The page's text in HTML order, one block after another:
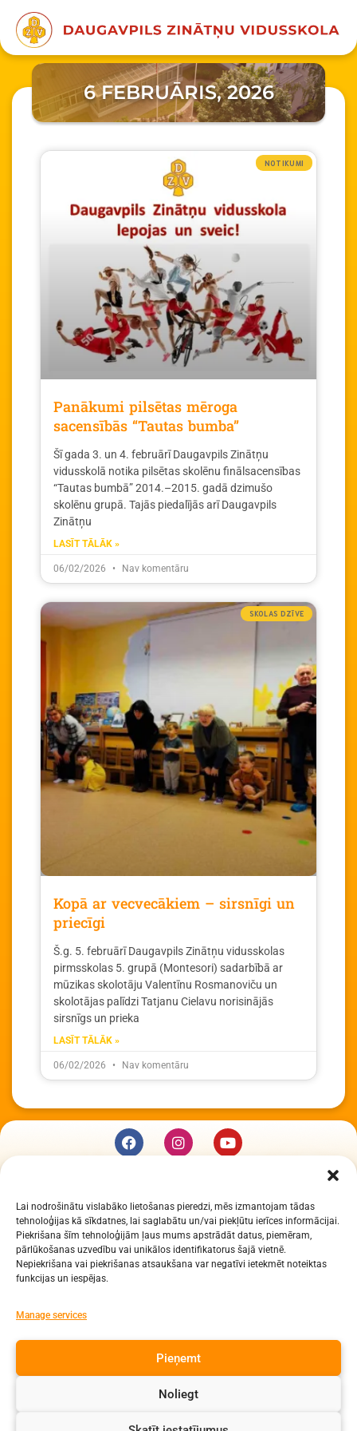
Lai nodrošinātu vislabāko lietošanas pieredzi, mēs izmantojam tādas
tehnoloģijas kā sīkdatnes, lai saglabātu un/vai piekļūtu ierīces informācijai.
Piekrišana šīm tehnoloģijām ļaus mums apstrādāt datus, piemēram,
pārlūkošanas uzvedību vai unikālos identifikatorus šajā vietnē.
Nepiekrišana vai piekrišanas atsaukšana var negatīvi ietekmēt noteiktas
funkcijas un iespējas.
Manage services
Pieņemt
Noliegt
6 FEBRUĀRIS, 2026
NOTIKUMI
Panākumi pilsētas mēroga
sacensībās “Tautas bumba”
Šī gada 3. un 4. februārī Daugavpils Zinātņu
vidusskolā notika pilsētas skolēnu finālsacensības
“Tautas bumbā” 2014.–2015. gadā dzimušo
skolēnu grupā. Tajās piedalījās arī Daugavpils
Zinātņu
LASĪT TĀLĀK »
06/02/2026 Nav komentāru
SKOLAS DZĪVE
Kopā ar vecvecākiem – sirsnīgi un
priecīgi
Š.g. 5. februārī Daugavpils Zinātņu vidusskolas
pirmsskolas 5. grupā (Montesori) sadarbībā ar
mūzikas skolotāju Valentīnu Rosmanoviču un
skolotājas palīdzi Tatjanu Cielavu norisinājās
sirsnīgs un prieka
LASĪT TĀLĀK »
06/02/2026 Nav komentāru
Daugavpils Zinātņu vidusskola
Raiņa iela 30, Daugavpils, LV-5401
Reģ. Nr. 2713903513 (IZM)
Daugavpils valstspilsētas pašvaldība 90000077325
tālr. Direktors: 65423030,
Lietvedis: 65421923
Visas tiesības aizsargātas